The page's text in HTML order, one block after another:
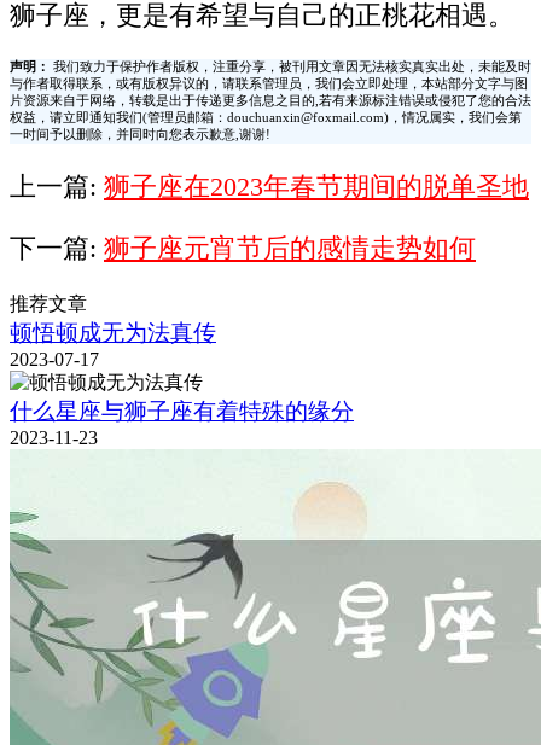
狮子座，更是有希望与自己的正桃花相遇。
声明：
我们致力于保护作者版权，注重分享，被刊用文章因无法核实真实出处，未能及时
与作者取得联系，或有版权异议的，请联系管理员，我们会立即处理，本站部分文字与图
片资源来自于网络，转载是出于传递更多信息之目的,若有来源标注错误或侵犯了您的合法
权益，请立即通知我们(管理员邮箱：douchuanxin@foxmail.com)，情况属实，我们会第
一时间予以删除，并同时向您表示歉意,谢谢!
上一篇: 狮子座在2023年春节期间的脱单圣地
下一篇: 狮子座元宵节后的感情走势如何
推荐文章
顿悟顿成无为法真传
2023-07-17
什么星座与狮子座有着特殊的缘分
2023-11-23